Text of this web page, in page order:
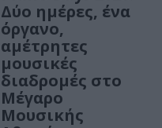
Δύο ημέρες, ένα
όργανο,
αμέτρητες
μουσικές
διαδρομές στο
Μέγαρο
Μουσικής